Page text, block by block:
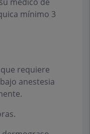
mínimo 3
requiere
anestesia